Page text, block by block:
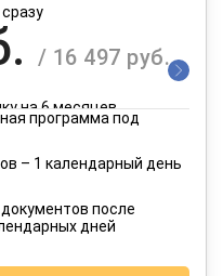
/ 16 497 руб.
на 6 месяцев
/ 8 249 руб.
на 12 месяцев
программа под
– 1 календарный день
после
дней